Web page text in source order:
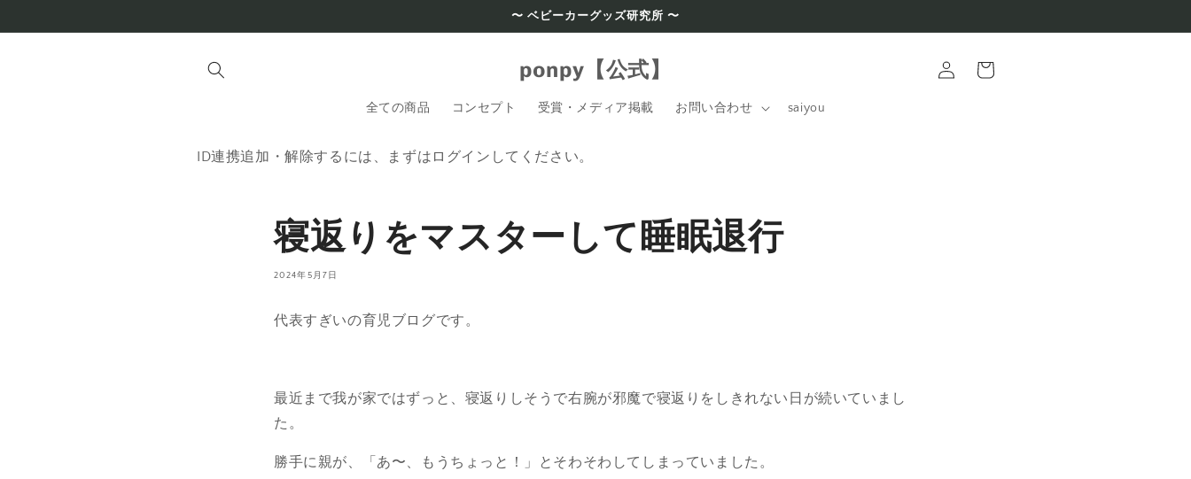
進む
〜 ベビーカーグッズ研究所 〜
ponpy【公式】
全ての商品 コンセプト 受賞・メディア掲載 お問い合わせ saiyou
ロ
イ
ー
ID連携追加・解除するには、まずはログインしてください。
寝返りをマスターして睡眠退行
2024年5月7日
代表すぎいの育児ブログです。
最近まで我が家ではずっと、寝返りしそうで右腕が邪魔で寝返りをしきれない日が続いていまし
た。
勝手に親が、「あ〜、もうちょっと！」とそわそわしてしまっていました。